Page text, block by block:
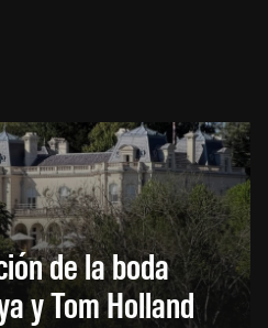
de la boda
y Tom Holland